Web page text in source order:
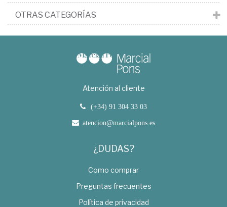
OTRAS CATEGORÍAS
Atención al cliente
(+34) 91 304 33 03
atencion@marcialpons.es
¿DUDAS?
Como comprar
Preguntas frecuentes
Política de privacidad